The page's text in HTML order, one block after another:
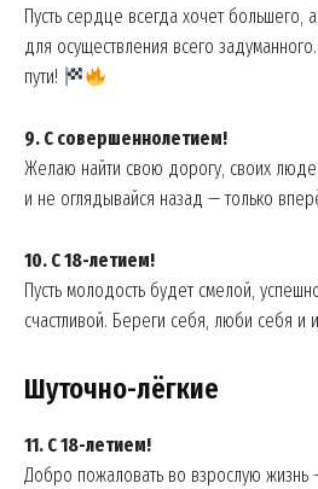
Пусть сердце всегда хочет большего,
для осуществления всего
пути!
9. С совершеннолетием!
Желаю найти свою дорогу, своих
и не оглядывайся назад — только
10. С 18-летием!
Пусть молодость будет смелой,
счастливой. Береги себя, люби себя и
Шуточно-лёгкие
11. С 18-летием!
Добро пожаловать во взрослую жизнь